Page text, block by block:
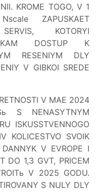
KROME TOGO, V 1
ZAPUSKAET
KOTORYI
DOSTUP K
RESENIYM DLY
V GIBKOI SREDE
V MAE 2024
S NENASYTNYM
ISKUSSTVENNOGO
KOLICESTVO SVOIK
DANNYK V EVROPE I
DO 1,3 GVT, PRICEM
V 2025 GODU.
S NULY DLY